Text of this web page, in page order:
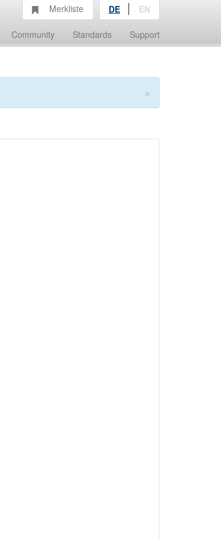
Community Standards Support
Merkliste DE EN
×